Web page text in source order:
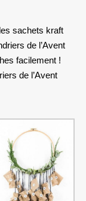
sachets kraft
de l’Avent
facilement !
de l’Avent